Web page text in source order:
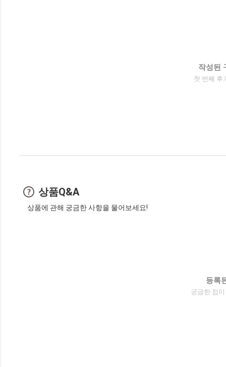
작성된
첫 번째 후
상품Q&A
상품에 관해 궁금한 사항을 물어보세요!
등록
궁금한 점